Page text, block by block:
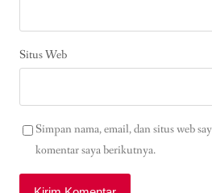
Situs Web
Simpan nama, email, dan situs web
komentar saya berikutnya.